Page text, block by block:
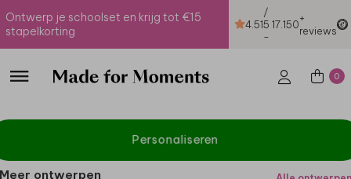
Ontwerp je schoolset en krijg tot €15
stapelkorting
4.51
/
5
-
17.150+
reviews
0
Personaliseren
Meer ontwerpen